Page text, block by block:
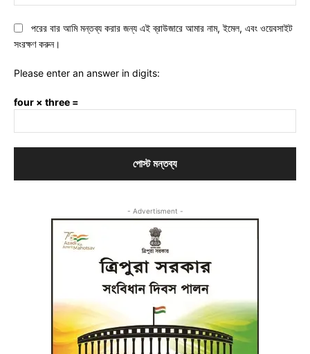
পরের বার আমি মন্তব্য করার জন্য এই ব্রাউজারে আমার নাম, ইমেল, এবং ওয়েবসাইট
সংরক্ষণ করুন।
Please enter an answer in digits:
four × three =
- Advertisment -